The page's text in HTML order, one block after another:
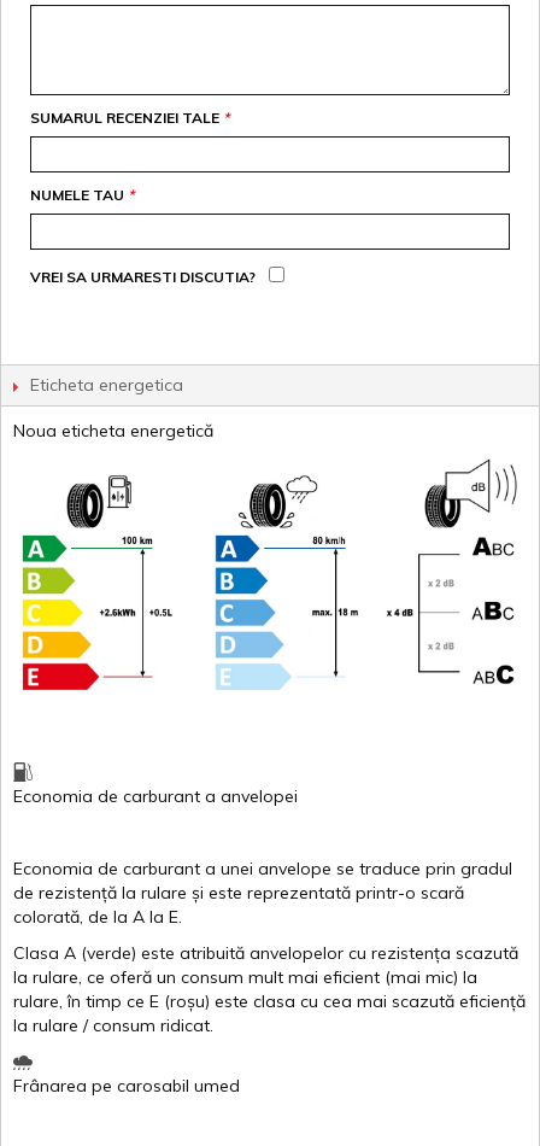
*
SUMARUL RECENZIEI TALE
*
NUMELE TAU
VREI SA URMARESTI DISCUTIA?
Eticheta energetica
Noua eticheta energetică
Economia de carburant a anvelopei
Economia de carburant a unei anvelope se traduce prin gradul
de rezistență la rulare și este reprezentată printr-o scară
colorată, de la A la E.
Clasa A (verde) este atribuită anvelopelor cu rezistența scazută
la rulare, ce oferă un consum mult mai eficient (mai mic) la
rulare,în timp ce E (roșu) este clasa cu cea mai scazută eficiență
la rulare /consum ridicat.
Frânarea pe carosabil umed